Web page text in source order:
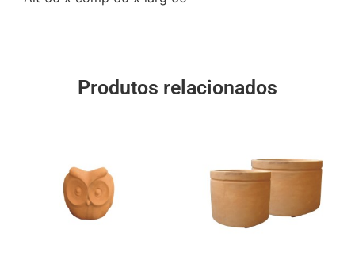
Produtos relacionados